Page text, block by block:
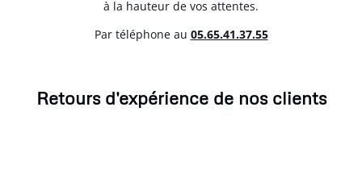
à la hauteur de vos attentes.
Par téléphone au 05.65.41.37.55
Retours d'expérience de nos clients